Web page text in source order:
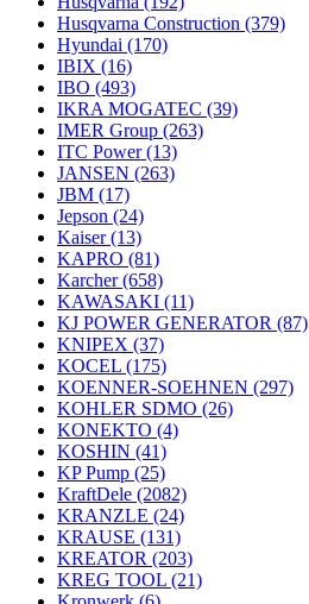
Husqvarna Construction (379)
Hyundai (170)
IBIX (16)
IBO (493)
IKRA MOGATEC (39)
IMER Group (263)
ITC Power(13)
JANSEN (263)
JBM (17)
Jepson (24)
Kaiser(13)
KAPRO (81)
Karcher(658)
KAWASAKI (11)
KJ POWER GENERATOR (87)
KNIPEX (37)
KOCEL (175)
KOENNER-SOEHNEN (297)
KOHLER SDMO (26)
KONEKTO (4)
KOSHIN (41)
KP Pump (25)
KraftDele (2082)
KRANZLE (24)
KRAUSE (131)
KREATOR (203)
KREG TOOL (21)